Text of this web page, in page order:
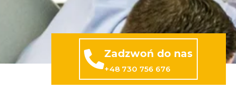
Zadzwoń do nas
+48 730 756 676